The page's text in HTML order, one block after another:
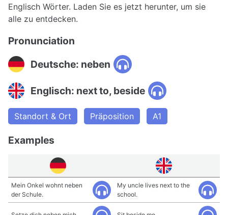
Englisch Wörter. Laden Sie es jetzt herunter, um sie
alle zu entdecken.
Pronunciation
Deutsche: neben
Englisch: next to, beside
Standort & Ort Präposition A1
Examples
Mein Onkel wohnt neben
der Schule.
My uncle lives next to the
school.